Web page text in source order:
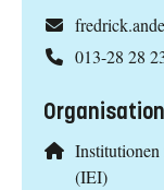
013-28 28
Organisation
(IEI)